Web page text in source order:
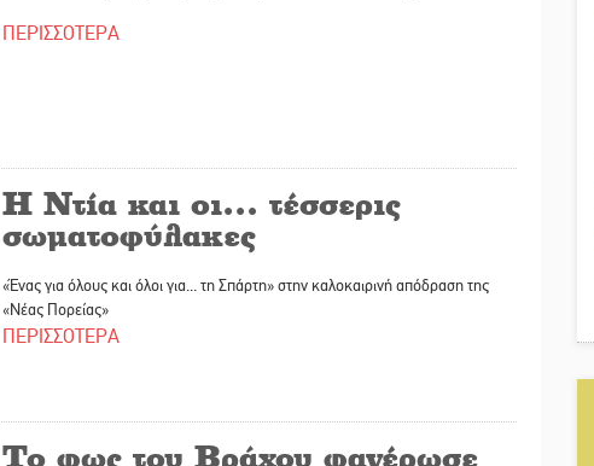
ΠΕΡΙΣΣΟΤΕΡΑ
Η Ντία και οι… τέσσερις
σωματοφύλακες
«Ένας για όλους και όλοι για... τη Σπάρτη» στην καλοκαιρινή απόδραση της
«Νέας Πορείας»
ΠΕΡΙΣΣΟΤΕΡΑ
Το φως του Βράχου φανέρωσε